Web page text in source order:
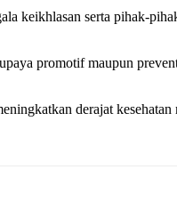
keikhlasan serta pihak-
promotif maupun
derajat